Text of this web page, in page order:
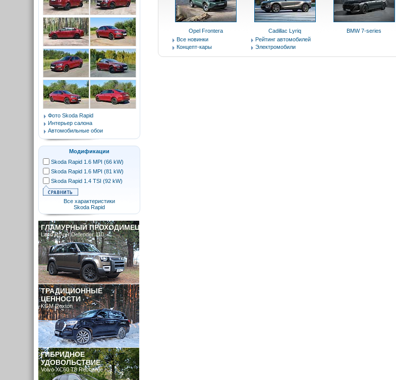
Opel Frontera Cadillac Lyriq BMW 7-series
Все новинки
Концепт-кары
Рейтинг автомобилей
Электромобили
Фото Skoda Rapid
Интерьер салона
Автомобильные обои
Модификации
Skoda Rapid 1.6 MPI (66 kW)
Skoda Rapid 1.6 MPI (81 kW)
Skoda Rapid 1.4 TSI (92 kW)
Все характеристики
Skoda Rapid
ГЛАМУРНЫЙ ПРОХОДИМЕЦ
Land Rover Defender 110
ТРАДИЦИОННЫЕ
ЦЕННОСТИ
KGM Rexton
ГИБРИДНОЕ
УДОВОЛЬСТВИЕ
Volvo XC60 T8 Recharge